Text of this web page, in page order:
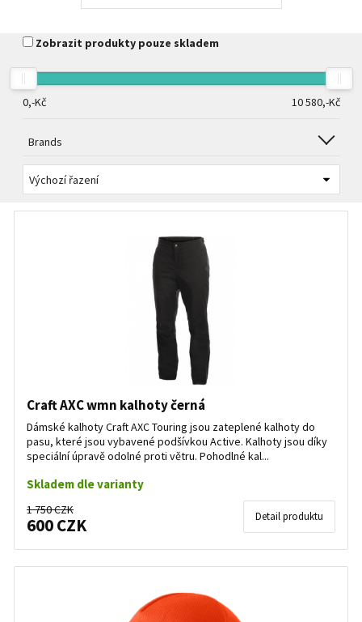
Zobrazit produkty pouze skladem
0,-Kč 10 580,-Kč
Brands
Craft AXC wmn kalhoty černá
Dámské kalhoty Craft AXC Touring jsou zateplené kalhoty do
pasu, které jsou vybavené podšívkou Active. Kalhoty jsou díky
speciální úpravě odolné proti větru. Pohodlné kal...
Skladem dle varianty
1 750 CZK
600 CZK Detail produktu